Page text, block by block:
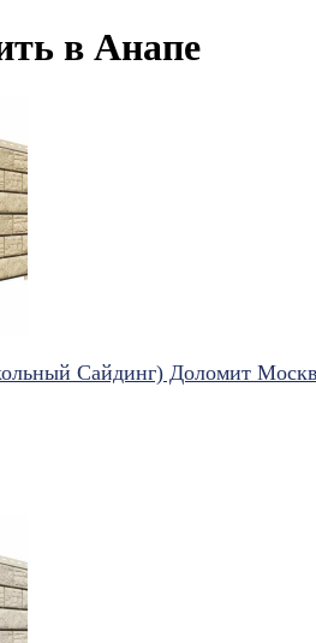
в Анапе
Сайдинг) Доломит